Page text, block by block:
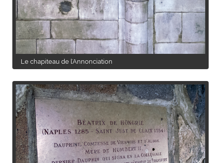
Le chapiteau de l'Annonciation